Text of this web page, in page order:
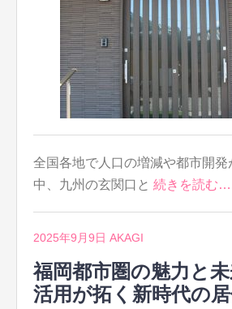
全国各地で人口の増減や都市開発
中、九州の玄関口と 続きを読む…
2025年9月9日 AKAGI
福岡都市圏の魅力と
活用が拓く新時代の